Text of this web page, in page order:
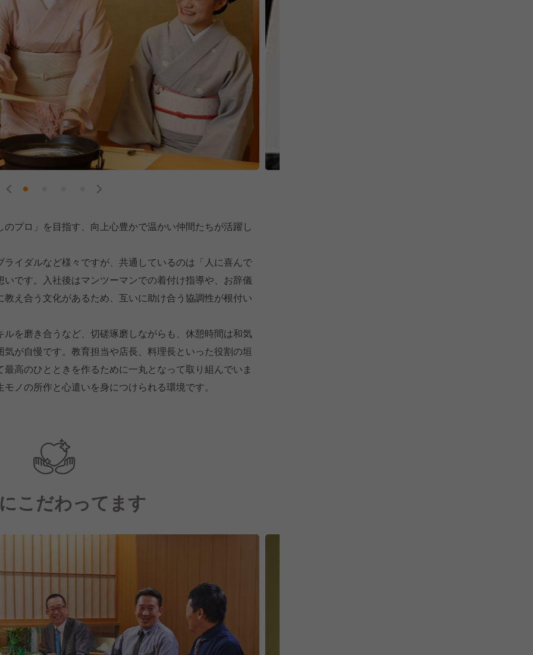
プロ」を目指す、向上心豊かで温かい仲間たちが活躍し
イダルなど様々ですが、共通しているのは「人に喜んで
です。入社後はマンツーマンでの着付け指導や、お辞儀
え合う文化があるため、互いに助け合う協調性が根付い
を磨き合うなど、切磋琢磨しながらも、休憩時間は和気
が自慢です。教育担当や店長、料理長といった役割の垣
高のひとときを作るために一丸となって取り組んでいま
ノの所作と心遣いを身につけられる環境です。
こだわってます